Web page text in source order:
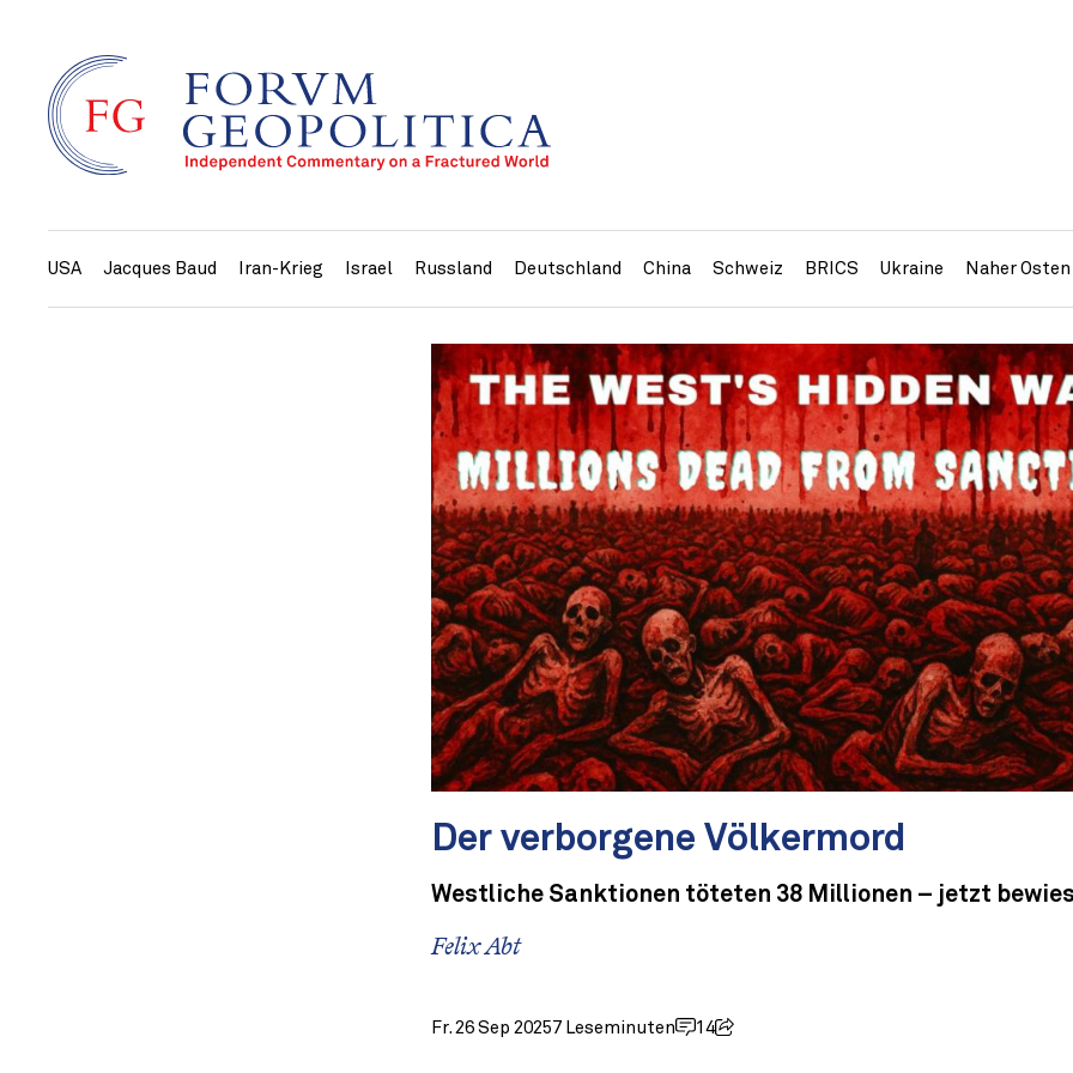
USA Jacques Baud Iran-Krieg Israel Russland Deutschland China Schweiz BRICS Ukraine Naher Osten
Der verborgene Völkermord
Westliche Sanktionen töteten 38 Millionen – jetzt
Felix Abt
Fr. 26 Sep 20257 Leseminuten 14